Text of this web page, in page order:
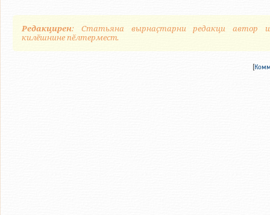
Редакцирен: Статьяна вырнаҫтарни редакци автор
килӗшнине пӗлтермест.
[